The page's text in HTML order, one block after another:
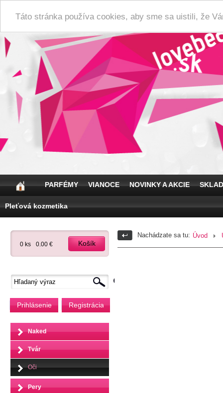
Táto stránka používa cookies, aby sme sa uistili, že
PARFÉMY VIANOCE NOVINKY A AKCIE
Pleťová kozmetika
0 ks 0.00 € Košík
Prihlásenie Registrácia
Naked
Tvár
Oči
Pery
Nachádzate sa tu: Úvod